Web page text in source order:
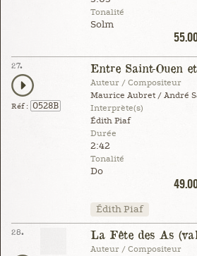
Tonalité
Solm
27.
Réf : 0528B
Entre Saint-Ouen
Auteur / Compositeur
Maurice Aubret / André
Interprète(s)
Édith Piaf
Durée
2:42
Tonalité
Do
Édith Piaf
28. La Fête des As
Auteur / Compositeur